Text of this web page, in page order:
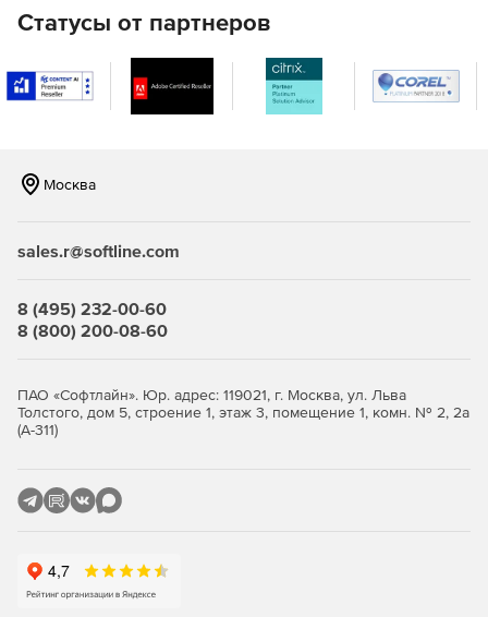
Статусы от партнеров
Москва
sales.r@softline.com
8 (495) 232-00-60
8 (800) 200-08-60
ПАО «Софтлайн». Юр. адрес: 119021, г. Москва, ул. Льва
Толстого, дом 5, строение 1, этаж 3, помещение 1, комн. № 2, 2а
(А-311)